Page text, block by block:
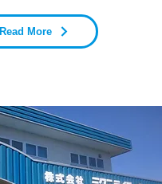
Read More